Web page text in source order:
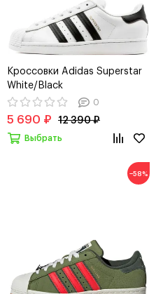
Кроссовки Adidas Superstar
White/Black
0
5 690 ₽ 12 390 ₽
Выбрать
−58%